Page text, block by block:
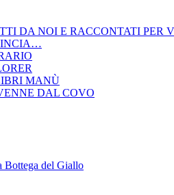
DA NOI E RACCONTATI PER
MANÙ
DAL COVO